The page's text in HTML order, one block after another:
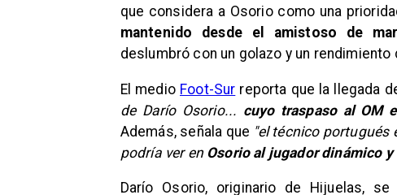
que considera a Osorio como una
mantenido desde el amistoso de
deslumbró con un golazo y un rendimiento
El medio Foot-Sur reporta que la llegada
de Darío Osorio... cuyo traspaso al OM
Además, señala que "el técnico portugués
podría ver en Osorio al jugador dinámico
Darío Osorio, originario de Hijuelas,